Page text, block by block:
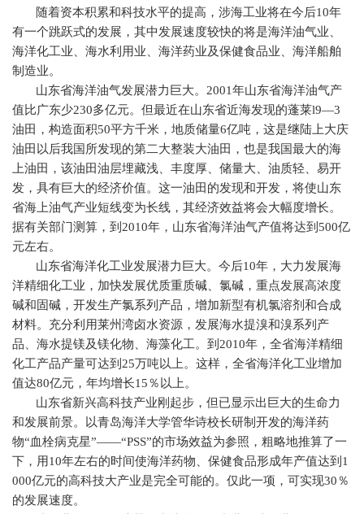
随着资本积累和科技水平的提高，涉海工业将在今后10年
有一个跳跃式的发展，其中发展速度较快的将是海洋油气业、
海洋化工业、海水利用业、海洋药业及保健食品业、海洋船舶
制造业。
山东省海洋油气发展潜力巨大。2001年山东省海洋油气产
值比广东少230多亿元。但最近在山东省近海发现的蓬莱l9—3
油田，构造面积50平方千米，地质储量6亿吨，这是继陆上大庆
油田以后我国所发现的第二大整装大油田，也是我国最大的海
上油田，该油田油层埋藏浅、丰度厚、储量大、油质轻、易开
发，具有巨大的经济价值。这一油田的发现和开发，将使山东
省海上油气产业短线变为长线，其经济效益将会大幅度增长。
据有关部门测算，到 2010年，山东省海洋油气产值将达到 500亿
元左右。
山东省海洋化工业发展潜力巨大。今后10年，大力发展海
洋精细化工业，加快发展优质重质碱、氯碱，重点发展高浓度
碱和固碱，开发生产氯系列产品，增加新型有机氯溶剂和合成
材料。充分利用莱州湾卤水资源，发展海水提溴和溴系列产
品、海水提镁及镁化物、海藻化工。到 2010年，全省海洋精细
化工产品产量可达到 25万吨以上。这样，全省海洋化工业增加
值达80亿元，年均增长15 ％以上。
山东省新兴高科技产业刚起步，但已显示出巨大的生命力
和发展前景。以青岛海洋大学管华诗校长研制开发的海洋药
物“血栓病克星”——“PSS”的市场效益为参照，粗略地推算了一
下，用10年左右的时间使海洋药物、保健食品形成年产值达到 1
000亿元的高科技大产业是完全可能的。仅此一项，可实现30 ％
的发展速度。